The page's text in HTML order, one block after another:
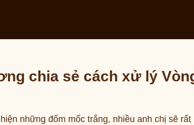
chia sẻ cách xử lý
những đốm mốc trắng, nhiều anh chị sẽ rất